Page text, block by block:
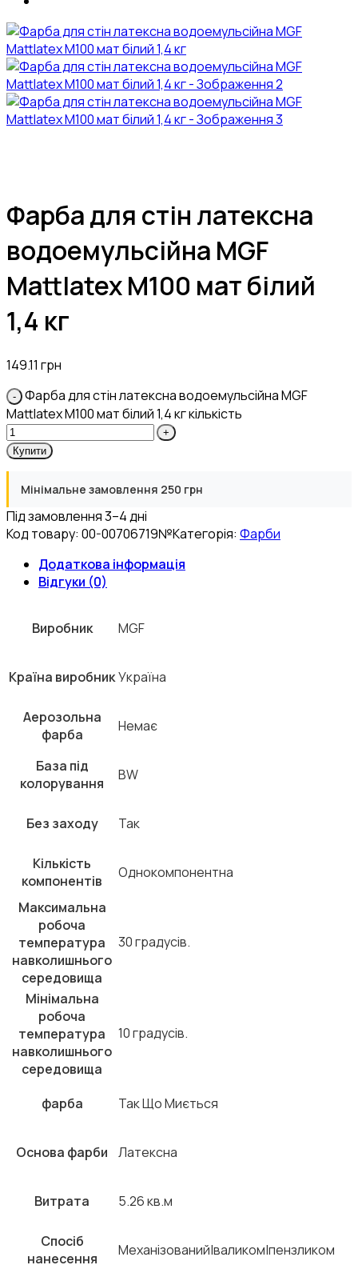
Фарба для стін латексна
водоемульсійна MGF
Mattlatex M100 мат білий
1,4 кг
149.11 грн
Фарба для стін латексна водоемульсійна MGF
Mattlatex M100 мат білий 1,4 кг кількість
Купити
Мінімальне замовлення 250 грн
Під замовлення 3–4 дні
Код товару: 00-00706719№Категорія: Фарби
Додаткова інформація
Відгуки (0)
Виробник MGF
Країна виробникУкраїна
Аерозольна
фарба
Немає
База під
колорування
BW
Без заходу Так
Кількість
компонентів
Однокомпонентна
Максимальна
робоча
температура
навколишнього
середовища
30 градусів.
Мінімальна
робоча
температура
навколишнього
середовища
10 градусів.
фарба Так Що Миється
Основа фарби Латексна
Витрата 5.26 кв.м
Спосіб
нанесення
Механізований|валиком|пензликом